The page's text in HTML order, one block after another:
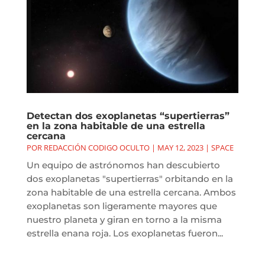
Detectan dos exoplanetas “supertierras”
en la zona habitable de una estrella
cercana
POR REDACCIÓN CODIGO OCULTO| MAY 12, 2023| SPACE
Un equipo de astrónomos han descubierto
dos exoplanetas "supertierras" orbitando en la
zona habitable de una estrella cercana. Ambos
exoplanetas son ligeramente mayores que
nuestro planeta y giran en torno a la misma
estrella enana roja. Los exoplanetas fueron...